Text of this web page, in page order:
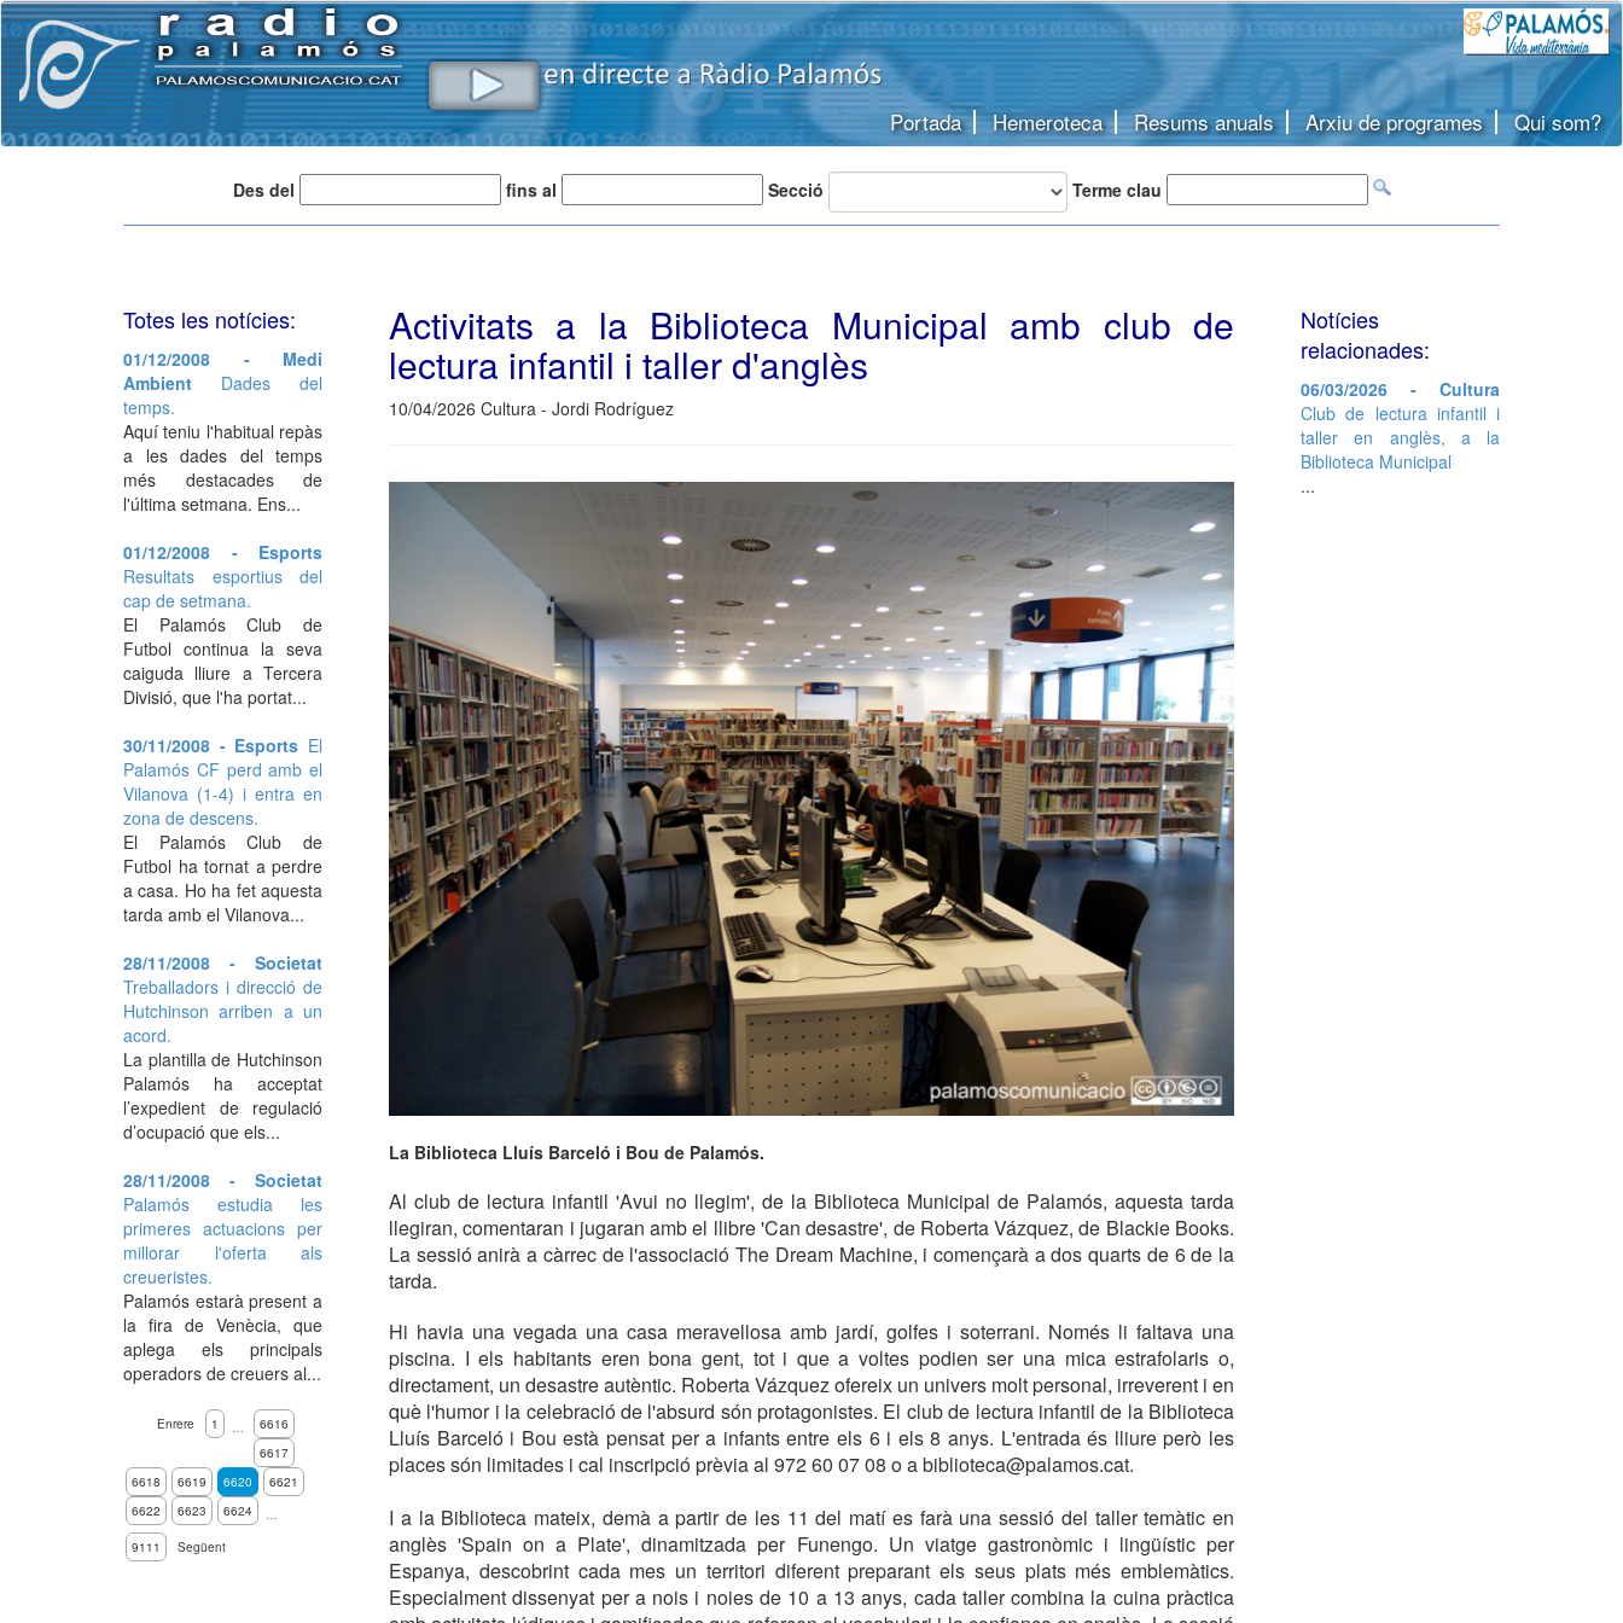
Portada Hemeroteca Resums anuals Arxiu de programes Qui som?
Des del fins al Secció Terme clau
Activitats a la Biblioteca Municipal amb club de
lectura infantil i taller d'anglès
10/04/2026 Cultura - Jordi Rodríguez
La Biblioteca Lluís Barceló i Bou de Palamós.
Al club de lectura infantil 'Avui no llegim', de la Biblioteca Municipal de Palamós, aquesta tarda
llegiran, comentaran i jugaran amb el llibre 'Can desastre', de Roberta Vázquez, de Blackie Books.
La sessió anirà a càrrec de l'associació The Dream Machine, i començarà a dos quarts de 6 de la
tarda.
Hi havia una vegada una casa meravellosa amb jardí, golfes i soterrani. Només li faltava una
piscina. I els habitants eren bona gent, tot i que a voltes podien ser una mica estrafolaris o,
directament, un desastre autèntic. Roberta Vázquez ofereix un univers molt personal, irreverent i en
què l'humor i la celebració de l'absurd són protagonistes. El club de lectura infantil de la Biblioteca
Lluís Barceló i Bou està pensat per a infants entre els 6 i els 8 anys. L'entrada és lliure però les
places són limitades i cal inscripció prèvia al 972 60 07 08 o a biblioteca@palamos.cat.
I a la Biblioteca mateix, demà a partir de les 11 del matí es farà una sessió del taller temàtic en
anglès 'Spain on a Plate', dinamitzada per Funengo. Un viatge gastronòmic i lingüístic per
Espanya, descobrint cada mes un territori diferent preparant els seus plats més emblemàtics.
Especialment dissenyat per a nois i noies de 10 a 13 anys, cada taller combina la cuina pràctica
Totes les notícies:
01/12/2008 - Medi
Ambient Dades del
temps.
Aquí teniu l'habitual repàs
a les dades del temps
més destacades de
l'última setmana. Ens...
01/12/2008 - Esports
Resultats esportius del
cap de setmana.
El Palamós Club de
Futbol continua la seva
caiguda lliure a Tercera
Divisió, que l'ha portat...
30/11/2008 - Esports El
Palamós CF perd amb el
Vilanova (1-4) i entra en
zona de descens.
El Palamós Club de
Futbol ha tornat a perdre
a casa. Ho ha fet aquesta
tarda amb el Vilanova...
28/11/2008 - Societat
Treballadors i direcció de
Hutchinson arriben a un
acord.
La plantilla de Hutchinson
Palamós ha acceptat
l’expedient de regulació
d’ocupació que els...
28/11/2008 - Societat
Palamós estudia les
primeres actuacions per
millorar l'oferta als
creueristes.
Palamós estarà present a
la fira de Venècia, que
aplega els principals
operadors de creuers al...
Enrere 1 …
6616
6617
6618
6619 6620
6621
6622
6623 6624
…
9111
Següent
Notícies
relacionades:
06/03/2026 - Cultura
Club de lectura infantil i
taller en anglès, a la
Biblioteca Municipal
...